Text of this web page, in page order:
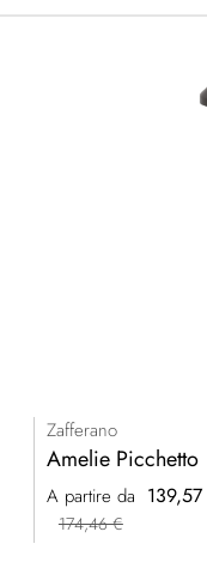
Zafferano
Amelie Picchetto
A partire da
174,46 €